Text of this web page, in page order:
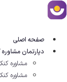
صفحه اصلی
دپارتمان مشاوره
مشاوره
مشاوره